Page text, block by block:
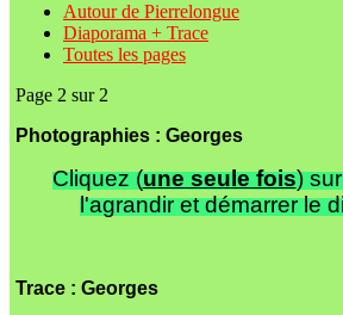
Autour de Pierrelongue
Diaporama + Trace
Toutes les pages
Page 2 sur 2
Photographies : Georges
Cliquez (une seule fois)
l'agrandir et démarrer le
Trace : Georges